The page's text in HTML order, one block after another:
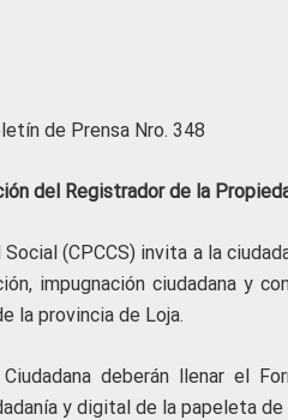
de Prensa Nro. 348
del Registrador de la
(CPCCS) invita a la
impugnación ciudadana y
la provincia de Loja.
deberán llenar el
y digital de la papeleta